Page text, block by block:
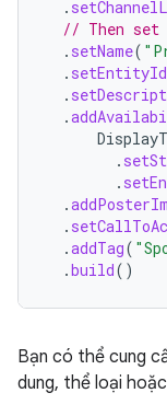
.
// Then set
. setName(
. setEntityId
.
.
.
.
.
.
.addTag(
.build()
Bạn có thể cung
dung, thể loại